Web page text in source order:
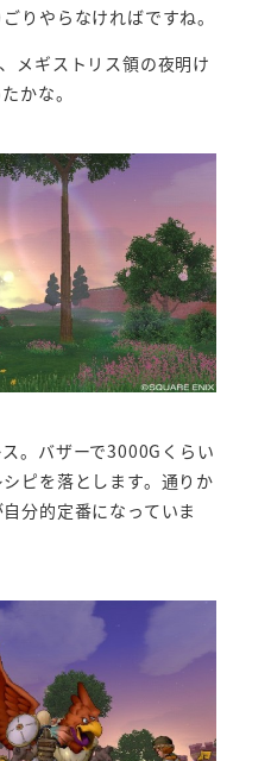
りやらなければですね。
メギストリス領の夜明け
かな。
。バザーで3000Gくらい
ピを落とします。通りか
分的定番になっていま